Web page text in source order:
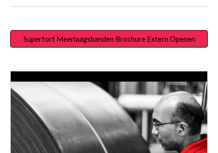
Superfort Meerlaagsbanden Brochure Extern Openen